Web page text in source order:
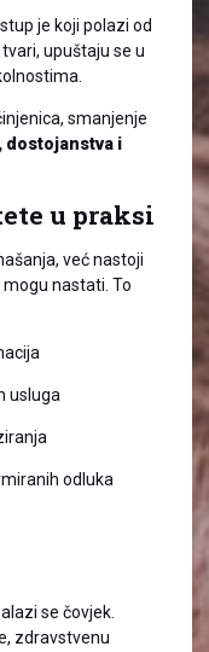
je koji polazi od
upuštaju se u
smanjenje
dostojanstva i
u praksi
već nastoji
mogu nastati. To
usluga
odluka
se čovjek.
zdravstvenu